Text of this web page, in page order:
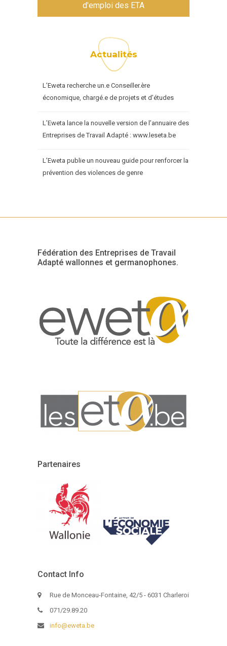
d'emploi des ETA
Actualités
L’Eweta recherche un.e Conseiller.ère
économique, chargé.e de projets et d’études
L’Eweta lance la nouvelle version de l’annuaire des
Entreprises de Travail Adapté : www.leseta.be
L’Eweta publie un nouveau guide pour renforcer la
prévention des violences de genre
Fédération des Entreprises de Travail
Adapté wallonnes et germanophones.
Partenaires
Contact Info
Rue de Monceau-Fontaine, 42/5 - 6031 Charleroi
071/29.89.20
info@eweta.be